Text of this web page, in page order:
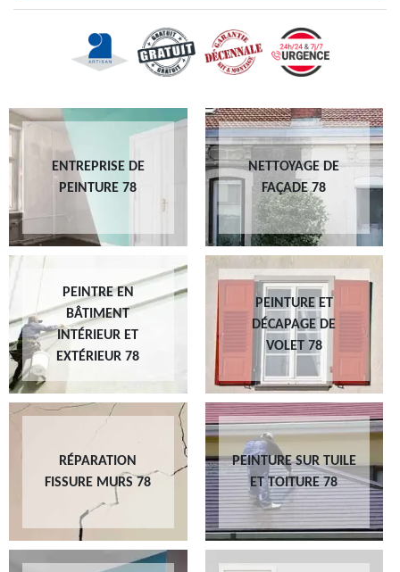
ENTREPRISE DE
PEINTURE 78
NETTOYAGE DE
FAÇADE 78
PEINTRE EN
BÂTIMENT
INTÉRIEUR ET
EXTÉRIEUR 78
PEINTURE ET
DÉCAPAGE DE
VOLET 78
RÉPARATION
FISSURE MURS 78
PEINTURE SUR TUILE
ET TOITURE 78